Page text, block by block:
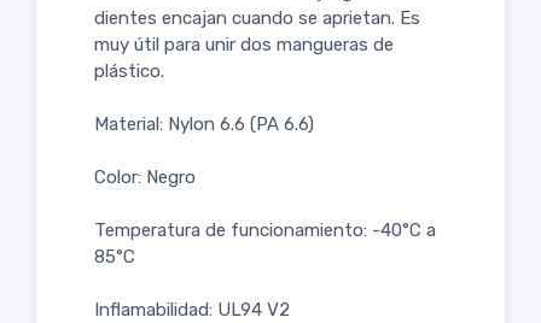
dientes encajan cuando se aprietan. Es
muy útil para unir dos mangueras de
plástico.
Material: Nylon 6.6 (PA 6.6)
Color: Negro
Temperatura de funcionamiento: -40°C a
85°C
Inflamabilidad: UL94 V2